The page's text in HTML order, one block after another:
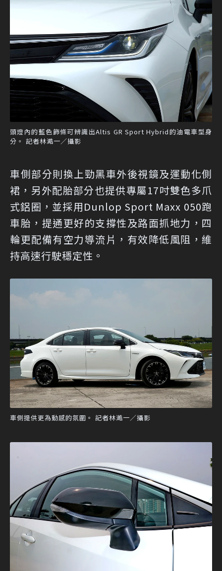
頭燈內的藍色飾條可辨識出Altis GR Sport Hybrid的油電車型身
分。 記者林澔一／攝影
車側部分則換上勁黑車外後視鏡及運動化側
裙，另外配胎部分也提供專屬17吋雙色多爪
式鋁圈，並採用Dunlop Sport Maxx 050跑
車胎，提通更好的支撐性及路面抓地力，四
輪更配備有空力導流片，有效降低風阻，維
持高速行駛穩定性。
車側提供更為動感的氛圍。 記者林澔一／攝影